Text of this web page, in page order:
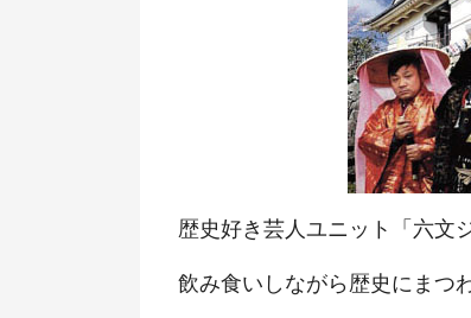
歴史好き芸人ユニット「六文
飲み食いしながら歴史にまつ